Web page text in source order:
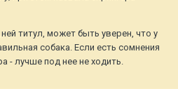
титул, может быть уверен, что у
собака. Если есть сомнения
- лучше под нее не ходить.